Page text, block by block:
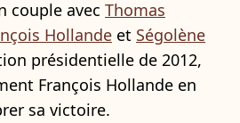
couple avec Thomas
Hollande et Ségolène
présidentielle de 2012,
François Hollande en
sa victoire.